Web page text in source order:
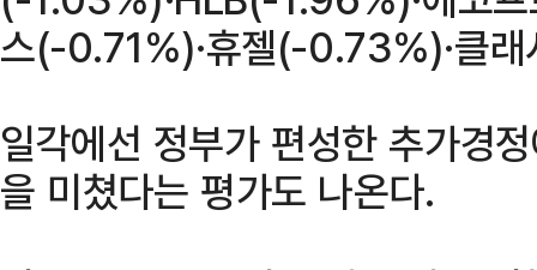
스(-0.71%)·휴젤(-0.73%)·클
일각에선 정부가 편성한 추가경
을 미쳤다는 평가도 나온다.